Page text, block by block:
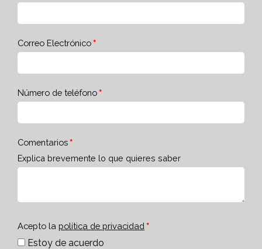
Correo Electrónico
Número de teléfono
Comentarios
Explica brevemente lo que quieres saber
Acepto la política de privacidad
Estoy de acuerdo